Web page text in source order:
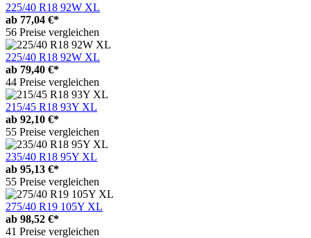
225/40 R18 92W XL
ab 77,04 €*
56 Preise vergleichen
225/40 R18 92W XL
ab 79,40 €*
44 Preise vergleichen
215/45 R18 93Y XL
ab 92,10 €*
55 Preise vergleichen
235/40 R18 95Y XL
ab 95,13 €*
55 Preise vergleichen
275/40 R19 105Y XL
ab 98,52 €*
41 Preise vergleichen